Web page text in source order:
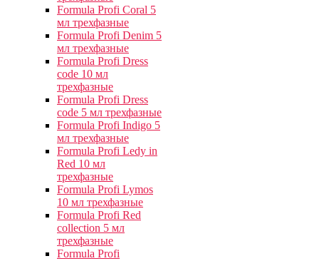
Formula Profi Coral 5
мл трехфазные
Formula Profi Denim 5
мл трехфазные
Formula Profi Dress
code 10 мл
трехфазные
Formula Profi Dress
code 5 мл трехфазные
Formula Profi Indigo 5
мл трехфазные
Formula Profi Ledy in
Red 10 мл
трехфазные
Formula Profi Lymos
10 мл трехфазные
Formula Profi Red
collection 5 мл
трехфазные
Formula Profi